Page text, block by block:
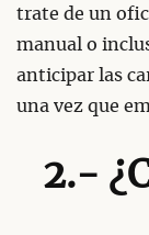
trate de un
manual o
anticipar las
una vez que
2.-